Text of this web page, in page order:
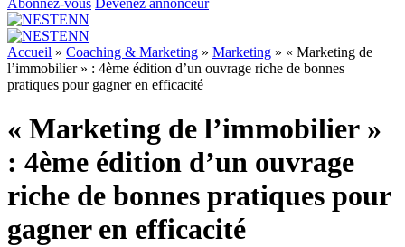
Abonnez-vous Devenez annonceur
Accueil » Coaching & Marketing » Marketing » « Marketing de
l’immobilier » : 4ème édition d’un ouvrage riche de bonnes
pratiques pour gagner en efficacité
« Marketing de l’immobilier »
: 4ème édition d’un ouvrage
riche de bonnes pratiques pour
gagner en efficacité